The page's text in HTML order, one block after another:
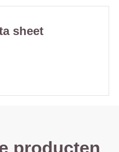
sheet
producten